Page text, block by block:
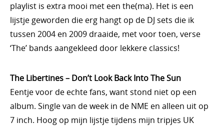
playlist is extra mooi met een the(ma). Het is een
lijstje geworden die erg hangt op de DJ sets die ik
tussen 2004 en 2009 draaide, met voor toen, verse
‘The’ bands aangekleed door lekkere classics!
The Libertines – Don’t Look Back Into The Sun
Eentje voor de echte fans, want stond niet op een
album. Single van de week in de NME en alleen uit op
7 inch. Hoog op mijn lijstje tijdens mijn tripjes UK